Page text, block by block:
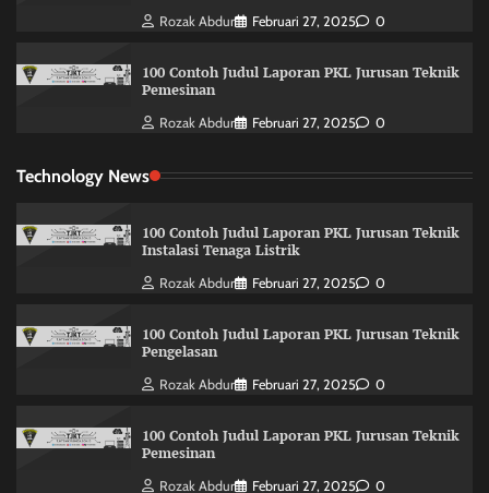
Rozak Abdur Februari 27, 2025 0
100 Contoh Judul Laporan PKL Jurusan Teknik
Pemesinan
Rozak Abdur Februari 27, 2025 0
Technology News
100 Contoh Judul Laporan PKL Jurusan Teknik
Instalasi Tenaga Listrik
Rozak Abdur Februari 27, 2025 0
100 Contoh Judul Laporan PKL Jurusan Teknik
Pengelasan
Rozak Abdur Februari 27, 2025 0
100 Contoh Judul Laporan PKL Jurusan Teknik
Pemesinan
Rozak Abdur Februari 27, 2025 0